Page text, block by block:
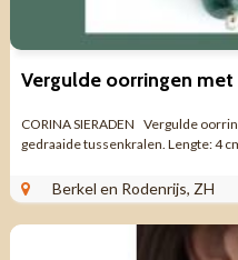
Vergulde oorringen met
CORINA SIERADEN Vergulde
gedraaide tussenkralen. Lengte: 4
Berkel en Rodenrijs, ZH